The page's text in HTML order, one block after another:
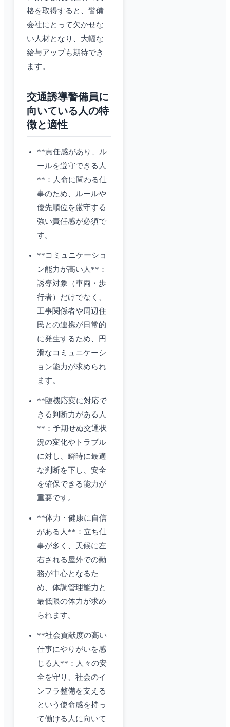
格を取得すると、警備
会社にとって欠かせな
い人材となり、大幅な
給与アップも期待でき
ます。
交通誘導警備員に
向いている人の特
徴と適性
**責任感があり、ル
ールを遵守できる人
**：人命に関わる仕
事のため、ルールや
優先順位を厳守する
強い責任感が必須で
す。
**コミュニケーショ
ン能力が高い人**：
誘導対象（車両・歩
行者）だけでなく、
工事関係者や周辺住
民との連携が日常的
に発生するため、円
滑なコミュニケーシ
ョン能力が求められ
ます。
**臨機応変に対応で
きる判断力がある人
**：予期せぬ交通状
況の変化やトラブル
に対し、瞬時に最適
な判断を下し、安全
を確保できる能力が
重要です。
**体力・健康に自信
がある人**：立ち仕
事が多く、天候に左
右される屋外での勤
務が中心となるた
め、体調管理能力と
最低限の体力が求め
られます。
**社会貢献度の高い
仕事にやりがいを感
じる人**：人々の安
全を守り、社会のイ
ンフラ整備を支える
という使命感を持っ
て働ける人に向いて